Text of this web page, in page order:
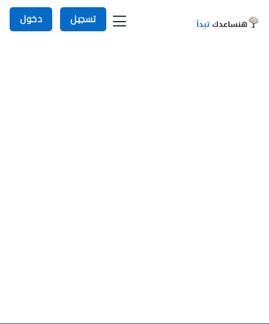
تسجيل دخول